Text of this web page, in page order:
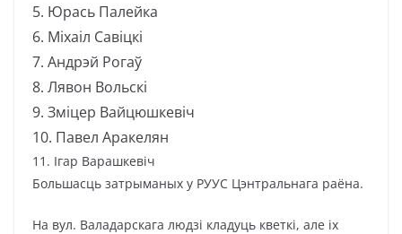
5. Юрась Палейка
6. Міхаіл Савіцкі
7. Андрэй Рогаў
8. Лявон Вольскі
9. Зміцер Вайцюшкевіч
10. Павел Аракелян
11. Ігар Варашкевіч
Большасць затрыманых у РУУС Цэнтральнага раёна.
На вул. Валадарскага людзі кладуць кветкі, але іх